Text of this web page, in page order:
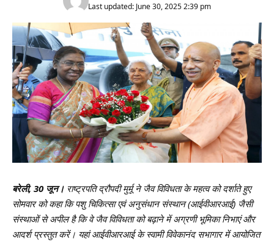
Last updated: June 30, 2025 2:39 pm
बरेली, 30 जून। राष्‍ट्रपति द्रौपदी मुर्मू ने जैव विविधता के महत्व को दर्शाते हुए
सोमवार को कहा कि पशु चिकित्सा एवं अनुसंधान संस्थान (आईवीआरआई) जैसी
संस्थाओं से अपील है कि वे जैव विविधता को बढ़ाने में अग्रणी भूमिका निभाएं और
आदर्श प्रस्तुत करें। यहां आईवीआरआई के स्वामी विवेकानंद सभागार में आयोजित